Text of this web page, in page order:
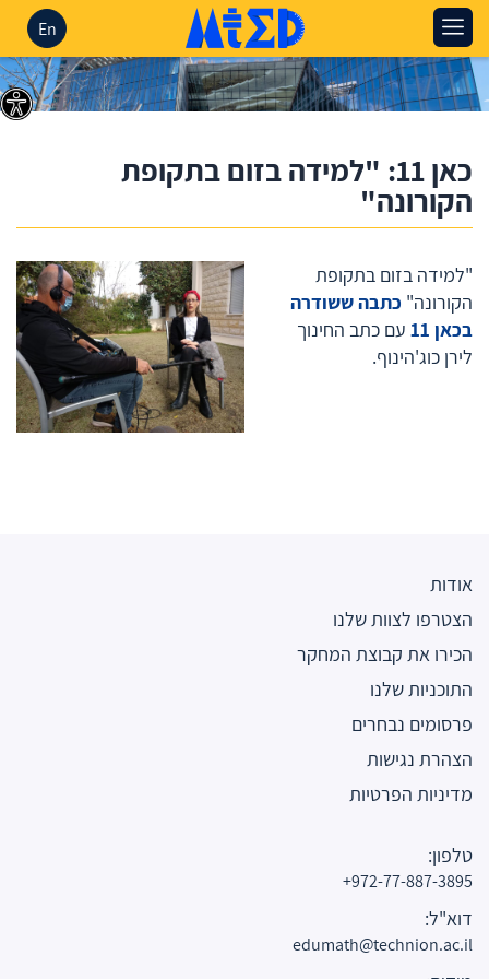
En
כאן 11: "למידה בזום בתקופת
הקורונה"
"למידה בזום בתקופת
הקורונה" כתבה ששודרה
בכאן 11
עם כתב החינוך
לירן כוג'הינוף.
אודות
הצטרפו לצוות שלנו
הכירו את קבוצת המחקר
התוכניות שלנו
פרסומים נבחרים
הצהרת נגישות
מדיניות הפרטיות
טלפון:
972-77-887-3895+
דוא"ל:
edumath@technion.ac.il